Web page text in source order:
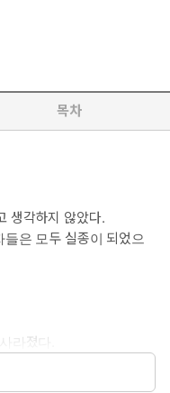
때때로 두려움을 느끼긴
기 어린 사랑을 느끼고 싶
로 마침내 지옥으로 가는
목차
생각하지 않았다.
은 모두 실종이 되었으
라졌다.